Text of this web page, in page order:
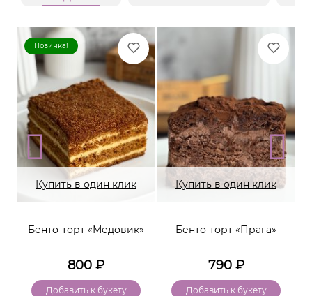
Новинка!
Купить в один клик
Бенто-торт «Медовик»
800 ₽
Добавить к букету
Купить в один клик
Бенто-торт «Прага»
790₽
Добавить к букету